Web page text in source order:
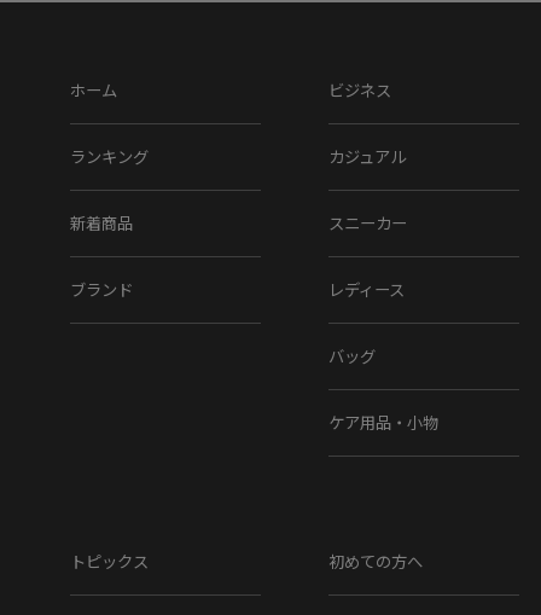
26.5～27.0cm
28.0～28.5cm
ヒール高 : 約2.4cm
※上記のサイズは当店での参考サイズ目安でございま
す。ブランドや木型によって表記サイズの寸法は異なり
▼ラスト(木型)番号
ホーム
ランキング
新着商品
ブランド
ビジネス
カジュアル
スニーカー
レディース
バッグ
ケア用品・小物
トピックス 初めての方へ